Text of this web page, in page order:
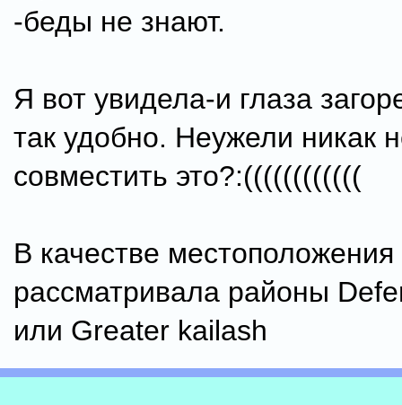
-беды не знают.
Я вот увидела-и глаза
так удобно. Неужели никак
совместить это?:((((((((((((
В качестве местоположения
рассматривала районы
или Greater kailash